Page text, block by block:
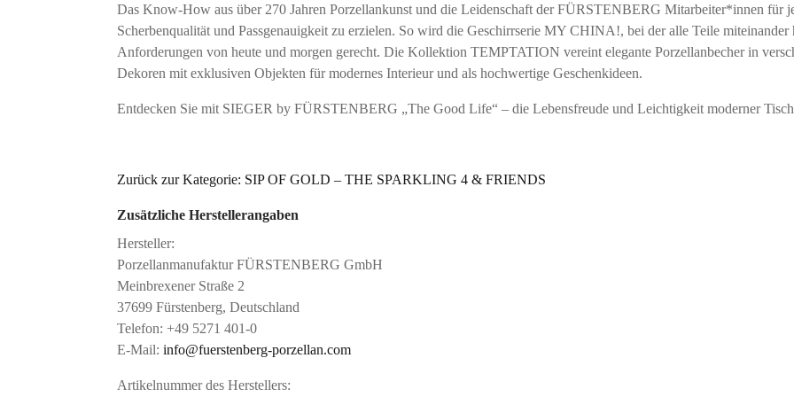
Das Know-How aus über 270 Jahren Porzellankunst und die Leidenschaft der FÜRSTENBERG Mitarbeiter*innen für
Scherbenqualität und Passgenauigkeit zu erzielen. So wird die Geschirrserie MY CHINA!, bei der alle Teile
Anforderungen von heute und morgen gerecht. Die Kollektion TEMPTATION vereint elegante Porzellanbecher in
Dekoren mit exklusiven Objekten für modernes Interieur und als hochwertige Geschenkideen.
Entdecken Sie mit SIEGER by FÜRSTENBERG „The Good Life“ – die Lebensfreude und Leichtigkeit moderner
Zurück zur Kategorie: SIP OF GOLD – THE SPARKLING 4 & FRIENDS
Zusätzliche Herstellerangaben
Hersteller:
Porzellanmanufaktur FÜRSTENBERG GmbH
Meinbrexener Straße 2
37699 Fürstenberg, Deutschland
Telefon: +49 5271 401-0
E-Mail: info@fuerstenberg-porzellan.com
Artikelnummer des Herstellers: